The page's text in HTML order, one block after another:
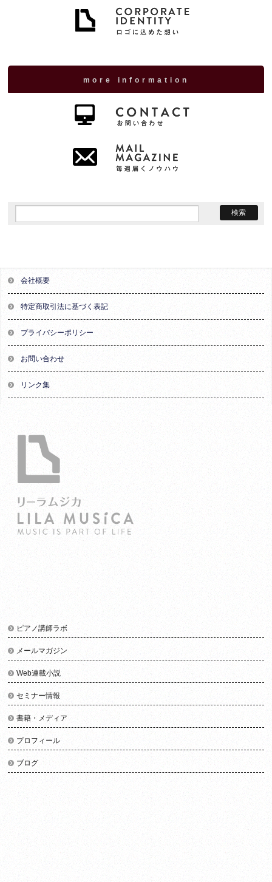
more information
会社概要
特定商取引法に基づく表記
プライバシーポリシー
お問い合わせ
リンク集
ピアノ講師ラボ
メールマガジン
Web連載小説
セミナー情報
書籍・メディア
プロフィール
ブログ